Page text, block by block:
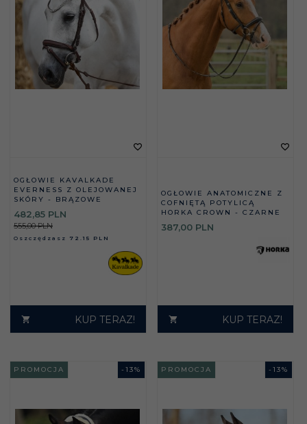
OGŁOWIE KAVALKADE
EVERNESS Z OLEJOWANEJ
SKÓRY - BRĄZOWE
482,85 PLN
555,00 PLN
Oszczędzasz 72.15 PLN
KUP TERAZ!
OGŁOWIE ANATOMICZNE Z
COFNIĘTĄ POTYLICĄ
HORKA CROWN - CZARNE
387,00 PLN
KUP TERAZ!
- 13%
PROMOCJA - 13%
PROMOCJA